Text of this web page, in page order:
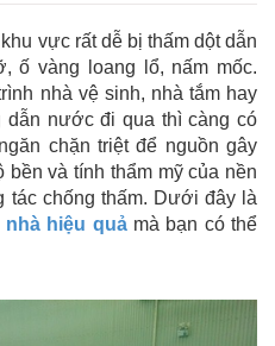
vực rất dễ bị thấm dột dẫn
ố vàng loang lổ, nấm mốc.
nhà vệ sinh, nhà tắm hay
nước đi qua thì càng có
chặn triệt để nguồn gây
và tính thẩm mỹ của nền
tác chống thấm. Dưới đây là
hiệu quảmà bạn có thể